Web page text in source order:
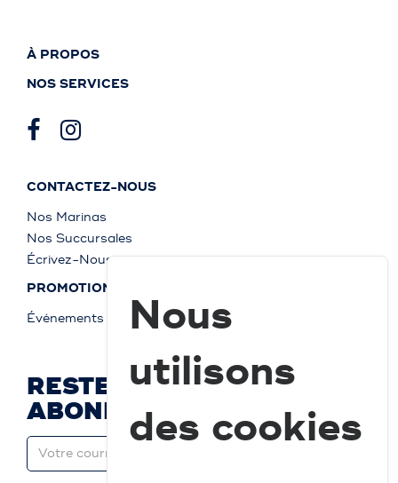
À PROPOS
NOS SERVICES
CONTACTEZ-NOUS
Nos Marinas
Nos Succursales
Écrivez-Nous
PROMOTIONS
Événements
RESTEZ À JOUR ET
ABONNEZ-VOUS
Nous
utilisons
des cookies